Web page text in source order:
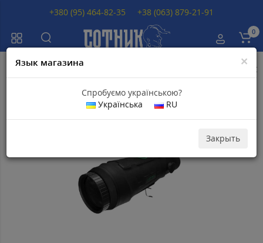
0
Тепловизор
×
Язык магазина
Спробуємо українською?
Українська
RU
Закрыть
+380 (95) 464-82-35 +38 (063) 879-21-91